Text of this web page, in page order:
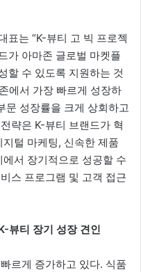
표는 “K-뷰티 고 빅 프로젝
가 아마존 글로벌 마켓플
할 수 있도록 지원하는 것
에서 가장 빠르게 성장하
문 성장률을 크게 상회하고
략은 K-뷰티 브랜드가 혁
털 마케팅, 신속한 제품
서 장기적으로 성공할 수
스 프로그램 및 고객 접근
뷰티 장기 성장 견인
르게 증가하고 있다. 식품